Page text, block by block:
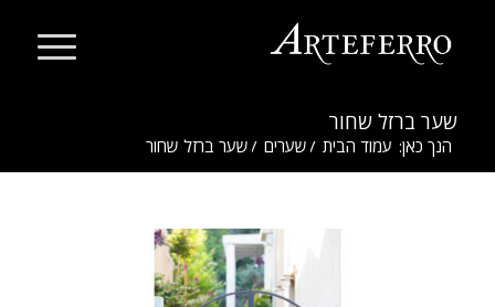
שער ברזל שחור
הנך כאן: עמוד הבית / שערים / שער ברזל שחור